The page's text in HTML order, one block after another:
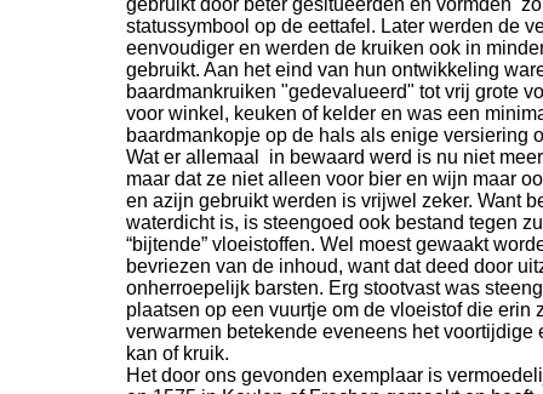
gebruikt door beter gesitueerden en vormden
statussymbool op de eettafel. Later werden de
eenvoudiger en werden de kruiken ook in
gebruikt. Aan het eind van hun ontwikkeling
baardmankruiken "gedevalueerd" tot vrij grote
voor winkel, keuken of kelder en was een
baardmankopje op de hals als enige versiering
Wat er allemaal in bewaard werd is nu niet
maar dat ze niet alleen voor bier en wijn maar
en azijn gebruikt werden is vrijwel zeker. Want
waterdicht is, is steengoed ook bestand tegen
“bijtende” vloeistoffen. Wel moest gewaakt
bevriezen van de inhoud, want dat deed door
onherroepelijk barsten. Erg stootvast was
plaatsen op een vuurtje om de vloeistof die erin
verwarmen betekende eveneens het voortijdige
kan of kruik.
Het door ons gevonden exemplaar is